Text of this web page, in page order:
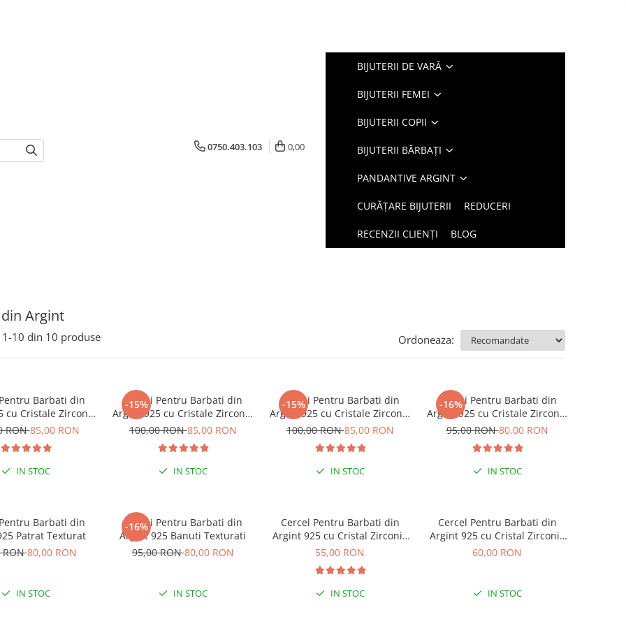
0750.403.103 0,00
BIJUTERII DE VARĂ
BIJUTERII FEMEI
BIJUTERII COPII
BIJUTERII BĂRBAȚI
PANDANTIVE ARGINT
CURĂȚARE BIJUTERII REDUCERI
RECENZII CLIENȚI BLOG
Argint
1-10 din 10 produse Ordoneaza:
Barbati din
cu Cristale Zirconia
Argintii
RON85,00 RON
IN STOC
-15%
Cercei Pentru Barbati din
Argint 925 cu Cristale Zirconia
Negre
100,00 RON85,00 RON
IN STOC
-15%
Cercei Pentru Barbati din
Argint 925 cu Cristale Zirconia
Patrate de 5mm
100,00 RON85,00 RON
IN STOC
-16%
Cercei Pentru Barbati din
Argint 925 cu Cristale Zirconia
Patrate de 3mm
95,00 RON80,00 RON
IN STOC
Barbati din
Patrat Texturat
RON80,00 RON
IN STOC
-16%
Cercei Pentru Barbati din
Argint 925 Banuti Texturati
95,00 RON80,00 RON
IN STOC
Cercel Pentru Barbati din
Argint 925 cu Cristal Zirconia
Argintiu
55,00 RON
IN STOC
Cercel Pentru Barbati din
Argint 925 cu Cristal Zirconia
Negru
60,00 RON
IN STOC